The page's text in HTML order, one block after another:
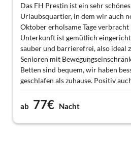
Das FH Prestin ist ein sehr
Urlaubsquartier, in dem wir auch
Oktober erholsame Tage verbracht
Unterkunft ist gemütlich
sauber und barrierefrei, also ideal
Senioren mit
Betten sind bequem, wir haben
geschlafen als zuhause. Positiv
Möglichkeit zur Mitnutzung des
Gartens (Obst, Grill, überdachte
die Feriengäste). Das FH liegt sehr
optimal für den Zugang zum
ab 77€ Nacht